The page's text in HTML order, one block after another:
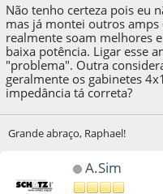
Não tenho certeza pois eu
mas já montei outros amps
realmente soam melhores
baixa potência. Ligar esse
"problema". Outra
geralmente os gabinetes
impedância tá correta?
Grande abraço, Raphael!
A.Sim